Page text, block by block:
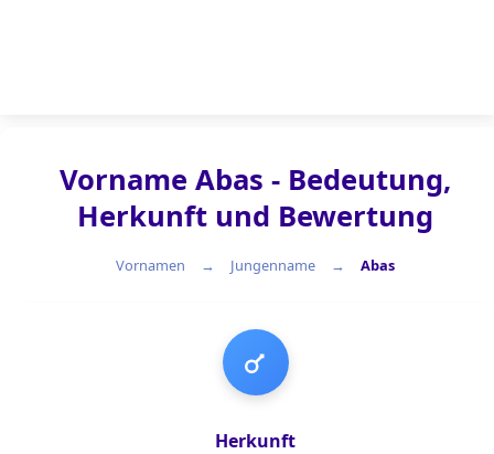
Vorname Abas - Bedeutung,
Herkunft und Bewertung
Vornamen Jungenname Abas
Jungenname
Herkunft